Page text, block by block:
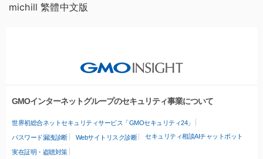
michill 繁體中文版
GMOインターネットグループのセキュリティ事業について
世界初総合ネットセキュリティサービス「GMOセキュリティ24」
パスワード漏洩診断 Webサイトリスク診断 セキュリティ相談AIチャットボット
実在証明・盗聴対策